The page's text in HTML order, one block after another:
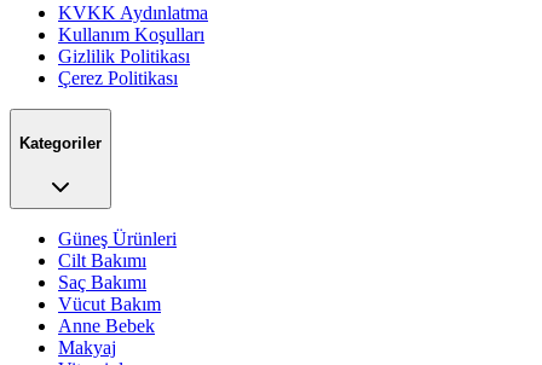
KVKK Aydınlatma
Kullanım Koşulları
Gizlilik Politikası
Çerez Politikası
Kategoriler
Güneş Ürünleri
Cilt Bakımı
Saç Bakımı
Vücut Bakım
Anne Bebek
Makyaj